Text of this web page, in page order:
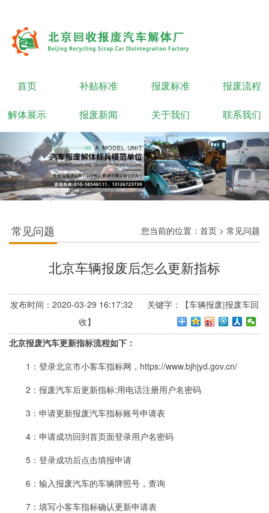
首页 补贴标准 报废标准 报废流程
解体展示 报废新闻 关于我们 联系我们
常见问题 您当前的位置： 首页 > 常见问题
北京车辆报废后怎么更新指标
发布时间：2020-03-29 16:17:32 关键字：【车辆报废|报废车回
收】
北京报废汽车更新指标流程如下：
1：登录北京市小客车指标网，https://www.bjhjyd.gov.cn/
2：报废汽车后更新指标:用电话注册用户名密码
3：申请更新报废汽车指标账号申请表
4：申请成功回到首页面登录用户名密码
5：登录成功后点击填报申请
6：输入报废汽车的车辆牌照号，查询
7：填写小客车指标确认更新申请表